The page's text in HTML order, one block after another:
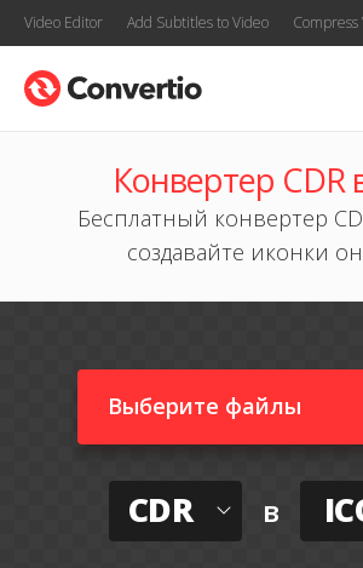
Video Editor Add Subtitles to Video Compress
Конвертер CDR
Бесплатный конвертер
создавайте иконки
Выберите файлы
CDR в